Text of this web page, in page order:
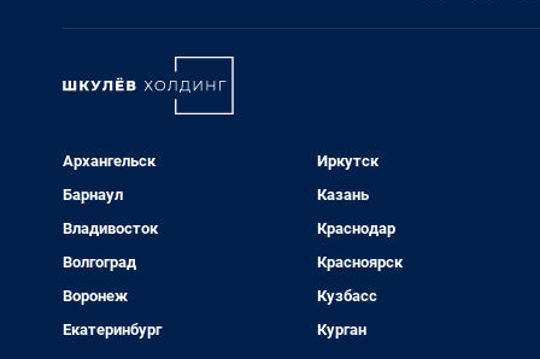
Архангельск
Барнаул
Владивосток
Волгоград
Воронеж
Екатеринбург
Иркутск
Казань
Краснодар
Красноярск
Кузбасс
Курган